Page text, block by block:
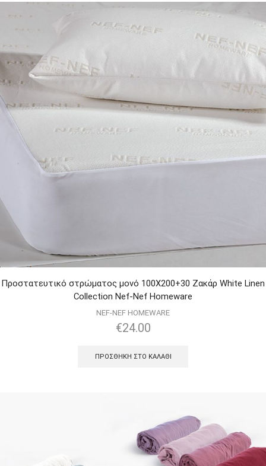
Προστατευτικό στρώματος μονό 100Χ200+30 Ζακάρ White Linen
Collection Nef-Nef Homeware
NEF-NEF HOMEWARE
€24.00
ΠΡΟΣΘΉΚΗ ΣΤΟ ΚΑΛΆΘΙ